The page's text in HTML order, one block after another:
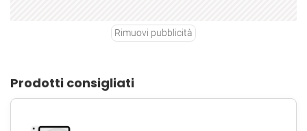
Rimuovi pubblicità
Prodotti consigliati